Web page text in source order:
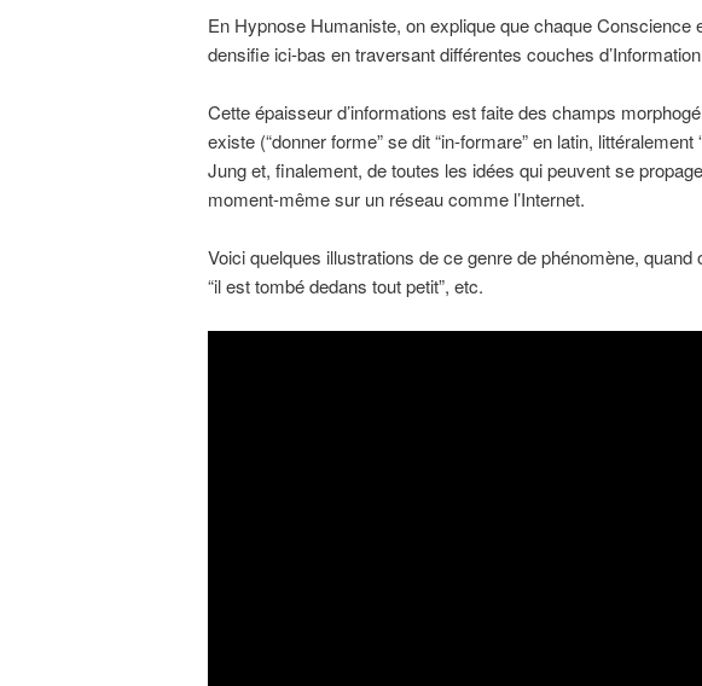
En Hypnose Humaniste, on explique que chaque
densifie ici-bas en traversant différentes couches d’Information
Cette épaisseur d’informations est faite des champs
existe (“donner forme” se dit “in-formare” en latin,
Jung et, finalement, de toutes les idées qui peuvent se
moment-même sur un réseau comme l’Internet.
Voici quelques illustrations de ce genre de phénomène, quand
“il est tombé dedans tout petit”, etc.